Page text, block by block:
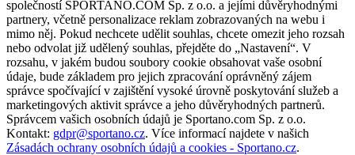
společností SPORTANO.COM Sp. z o.o. a jejími důvěryhodnými
partnery, včetně personalizace reklam zobrazovaných na webu i
mimo něj. Pokud nechcete udělit souhlas, chcete omezit jeho rozsah
nebo odvolat již udělený souhlas, přejděte do „Nastavení“. V
rozsahu, v jakém budou soubory cookie obsahovat vaše osobní
údaje, bude základem pro jejich zpracování oprávněný zájem
správce spočívající v zajištění vysoké úrovně poskytování služeb a
marketingových aktivit správce a jeho důvěryhodných partnerů.
Správcem vašich osobních údajů je Sportano.com Sp. z o.o.
Kontakt: gdpr@sportano.cz. Více informací najdete v našich
Zásadách ochrany osobních údajů a cookies - Sportano.cz.